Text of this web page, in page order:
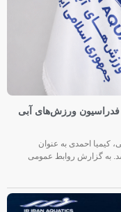
ورزش‌های آبی
احمدی به عنوان
به گزارش روابط عمومی